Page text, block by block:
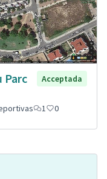
Acceptada
1 0